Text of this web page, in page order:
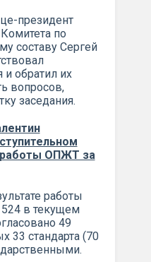
президент
по
составу Сергей
и обратил их
вопросов,
заседания.
работы ОПЖТ за
работы
в текущем
49
33 стандарта (70